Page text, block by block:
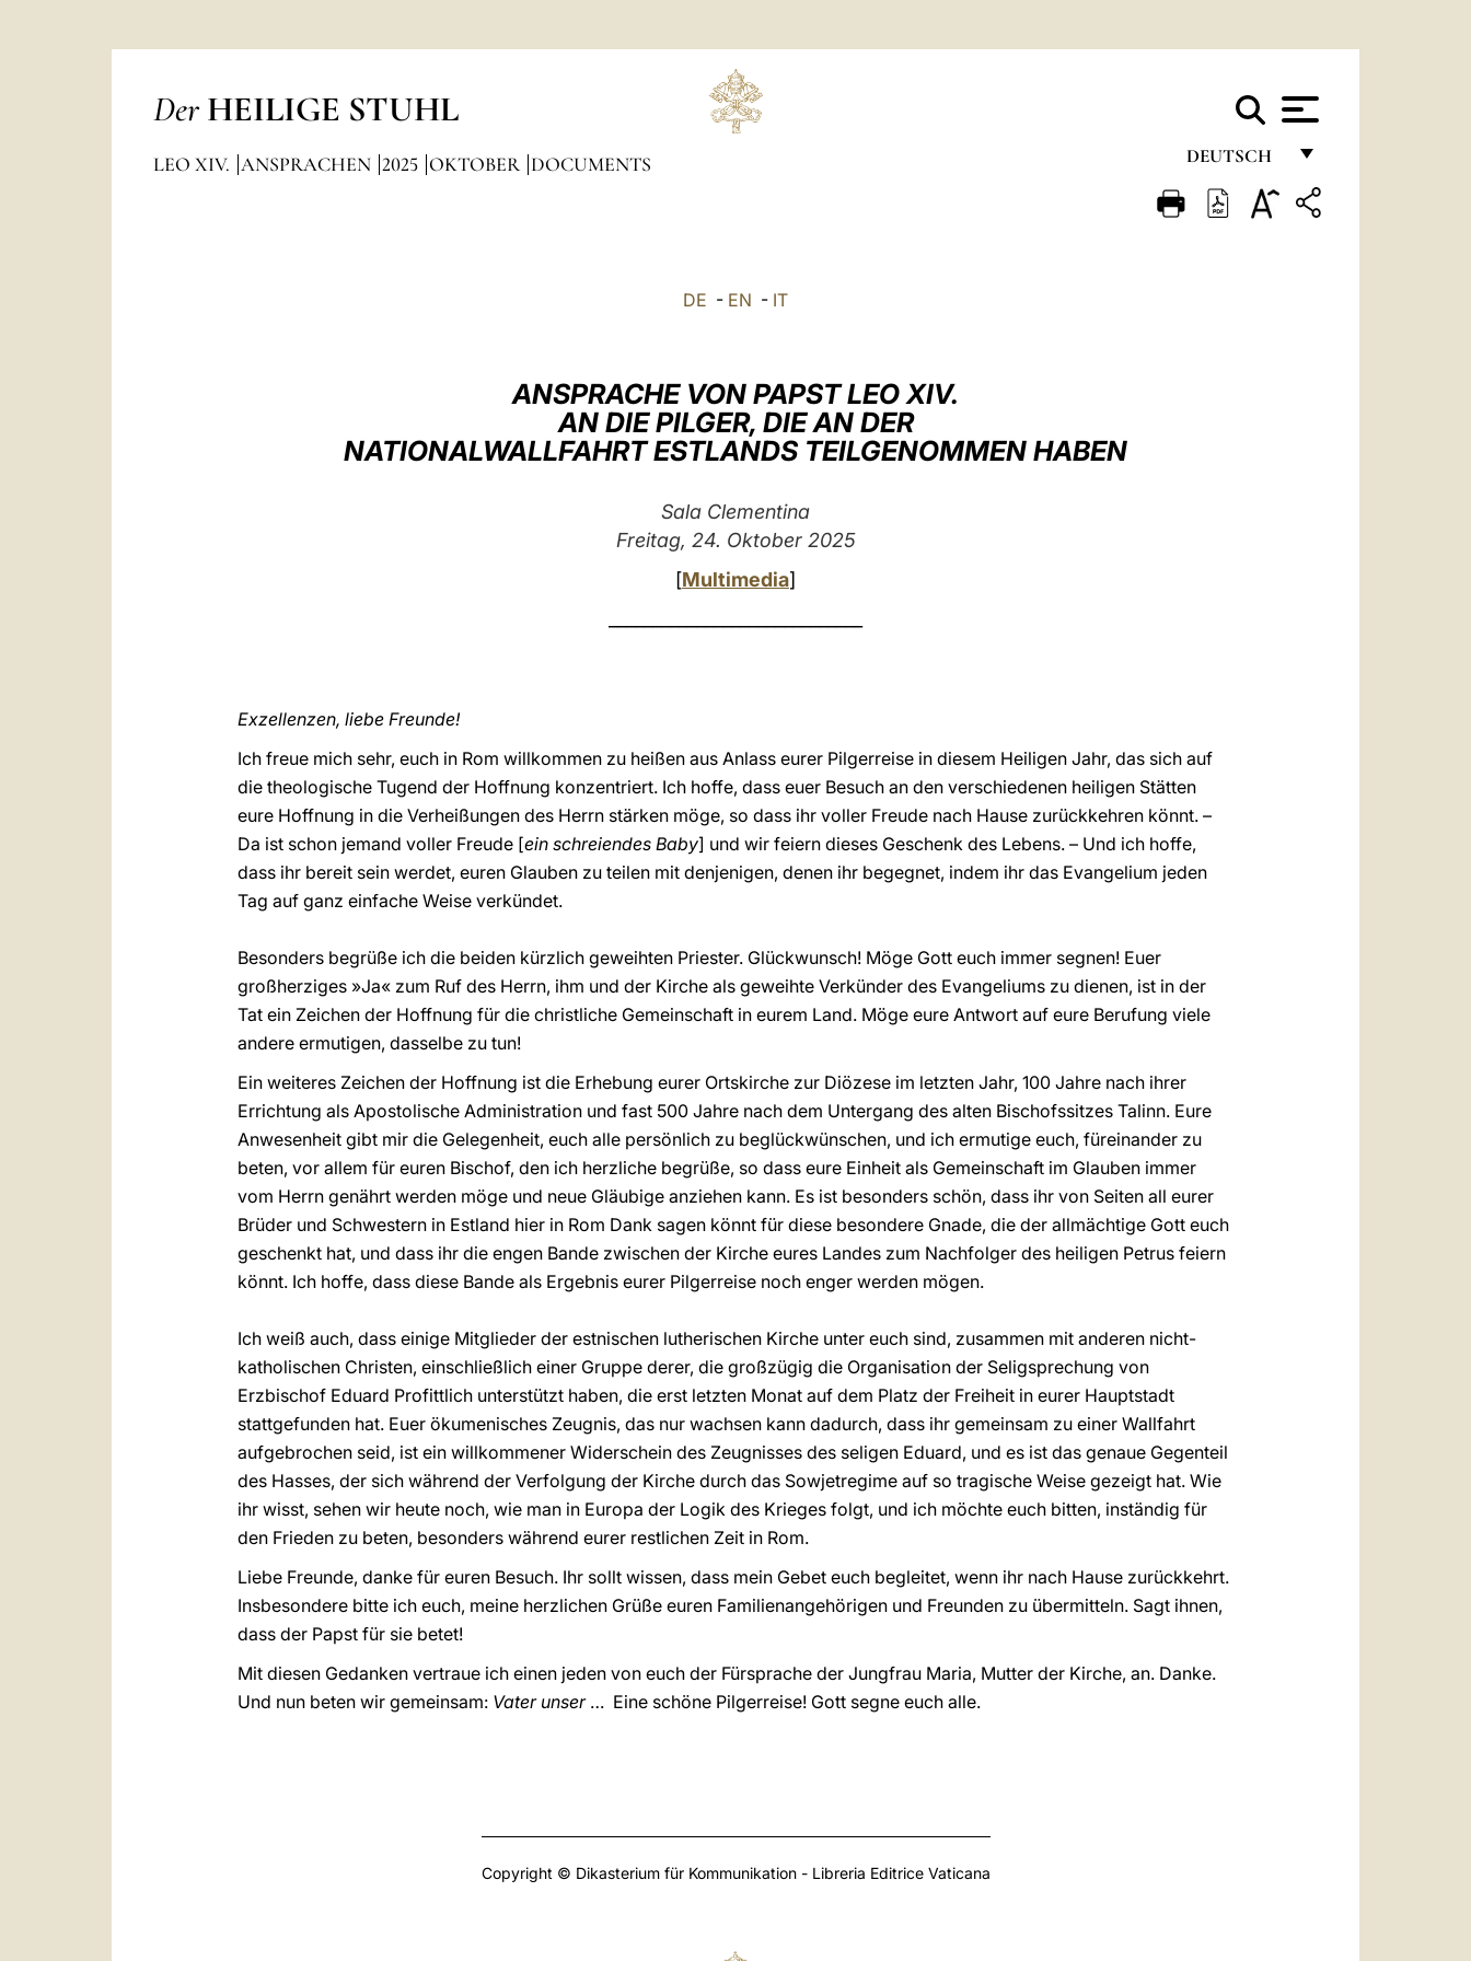
Der HEILIGE STUHL
DEUTSCH
FRANÇAIS
LEO XIV. ANSPRACHEN 2025 OKTOBER DOCUMENTS
DE - EN - IT
ANSPRACHE VON PAPST LEO XIV.
AN DIE PILGER, DIE AN DER
NATIONALWALLFAHRT ESTLANDS TEILGENOMMEN HABEN
Sala Clementina
Freitag, 24. Oktober 2025
[Multimedia]
Exzellenzen, liebe Freunde!
Ich freue mich sehr, euch in Rom willkommen zu heißen aus Anlass eurer Pilgerreise in diesem Heiligen Jahr, das sich auf
die theologische Tugend der Hoffnung konzentriert. Ich hoffe, dass euer Besuch an den verschiedenen heiligen Stätten
eure Hoffnung in die Verheißungen des Herrn stärken möge, so dass ihr voller Freude nach Hause zurückkehren könnt. –
Da ist schon jemand voller Freude [ein schreiendes Baby] und wir feiern dieses Geschenk des Lebens. – Und ich hoffe,
dass ihr bereit sein werdet, euren Glauben zu teilen mit denjenigen, denen ihr begegnet, indem ihr das Evangelium jeden
Tag auf ganz einfache Weise verkündet.
Besonders begrüße ich die beiden kürzlich geweihten Priester. Glückwunsch! Möge Gott euch immer segnen! Euer
großherziges »Ja« zum Ruf des Herrn, ihm und der Kirche als geweihte Verkünder des Evangeliums zu dienen, ist in der
Tat ein Zeichen der Hoffnung für die christliche Gemeinschaft in eurem Land. Möge eure Antwort auf eure Berufung viele
andere ermutigen, dasselbe zu tun!
Ein weiteres Zeichen der Hoffnung ist die Erhebung eurer Ortskirche zur Diözese im letzten Jahr, 100 Jahre nach ihrer
Errichtung als Apostolische Administration und fast 500 Jahre nach dem Untergang des alten Bischofssitzes Talinn. Eure
Anwesenheit gibt mir die Gelegenheit, euch alle persönlich zu beglückwünschen, und ich ermutige euch, füreinander zu
beten, vor allem für euren Bischof, den ich herzliche begrüße, so dass eure Einheit als Gemeinschaft im Glauben immer
vom Herrn genährt werden möge und neue Gläubige anziehen kann. Es ist besonders schön, dass ihr von Seiten all eurer
Brüder und Schwestern in Estland hier in Rom Dank sagen könnt für diese besondere Gnade, die der allmächtige Gott euch
geschenkt hat, und dass ihr die engen Bande zwischen der Kirche eures Landes zum Nachfolger des heiligen Petrus feiern
könnt. Ich hoffe, dass diese Bande als Ergebnis eurer Pilgerreise noch enger werden mögen.
Ich weiß auch, dass einige Mitglieder der estnischen lutherischen Kirche unter euch sind, zusammen mit anderen nicht-
katholischen Christen, einschließlich einer Gruppe derer, die großzügig die Organisation der Seligsprechung von
Erzbischof Eduard Profittlich unterstützt haben, die erst letzten Monat auf dem Platz der Freiheit in eurer Hauptstadt
stattgefunden hat. Euer ökumenisches Zeugnis, das nur wachsen kann dadurch, dass ihr gemeinsam zu einer Wallfahrt
aufgebrochen seid, ist ein willkommener Widerschein des Zeugnisses des seligen Eduard, und es ist das genaue Gegenteil
des Hasses, der sich während der Verfolgung der Kirche durch das Sowjetregime auf so tragische Weise gezeigt hat. Wie
ihr wisst, sehen wir heute noch, wie man in Europa der Logik des Krieges folgt, und ich möchte euch bitten, inständig für
den Frieden zu beten, besonders während eurer restlichen Zeit in Rom.
Liebe Freunde, danke für euren Besuch. Ihr sollt wissen, dass mein Gebet euch begleitet, wenn ihr nach Hause zurückkehrt.
Insbesondere bitte ich euch, meine herzlichen Grüße euren Familienangehörigen und Freunden zu übermitteln. Sagt ihnen,
dass der Papst für sie betet!
Mit diesen Gedanken vertraue ich einen jeden von euch der Fürsprache der Jungfrau Maria, Mutter der Kirche, an. Danke.
Und nun beten wir gemeinsam: Vater unser… Eine schöne Pilgerreise! Gott segne euch alle.
Copyright © Dikasterium für Kommunikation - Libreria Editrice Vaticana